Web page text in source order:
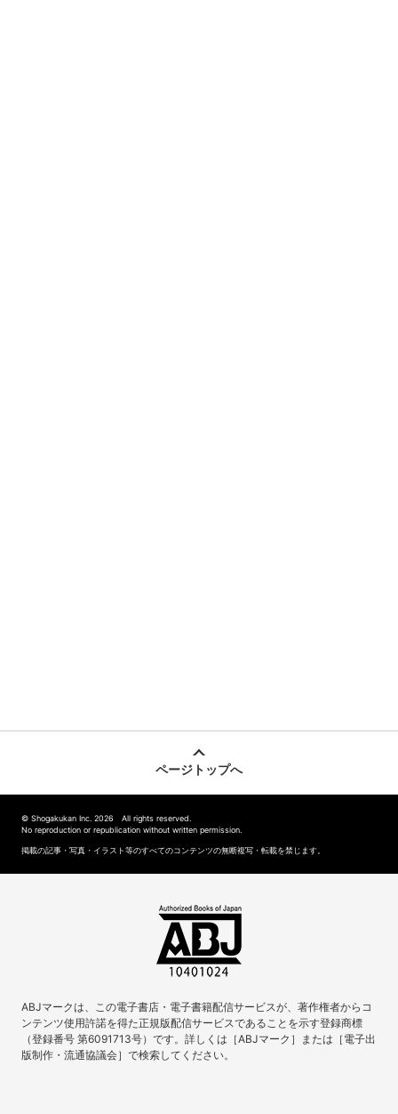
ページトップへ
© Shogakukan Inc. 2026 All rights reserved.
No reproduction or republication without written permission.
掲載の記事・写真・イラスト等のすべてのコンテンツの無断複写・転載を禁じます。
ABJマークは、この電子書店・電子書籍配信サービスが、著作権者からコ
ンテンツ使用許諾を得た正規版配信サービスであることを示す登録商標
（登録番号 第6091713号）です。詳しくは［ABJマーク］または［電子出
版制作・流通協議会］で検索してください。